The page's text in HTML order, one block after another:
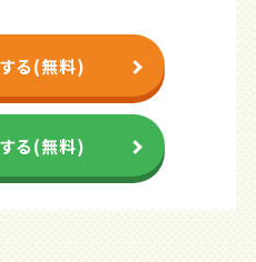
る(無料)
る(無料)